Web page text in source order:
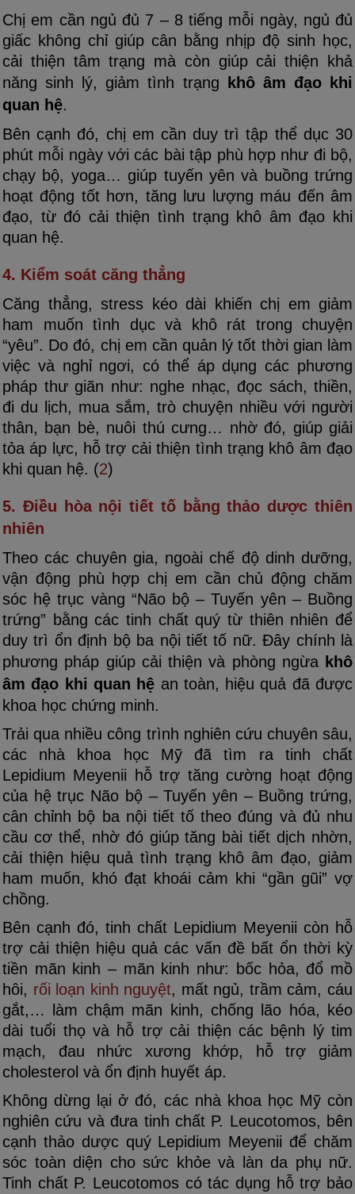
Chị em cần ngủ đủ 7 – 8 tiếng mỗi ngày, ngủ đủ
giấc không chỉ giúp cân bằng nhịp độ sinh học,
cải thiện tâm trạng mà còn giúp cải thiện khả
năng sinh lý, giảm tình trạng
khô âm đạo khi
quan hệ.
Bên cạnh đó, chị em cần duy trì tập thể dục 30
phút mỗi ngày với các bài tập phù hợp như đi bộ,
chạy bộ, yoga… giúp tuyến yên và buồng trứng
hoạt động tốt hơn, tăng lưu lượng máu đến âm
đạo, từ đó cải thiện tình trạng khô âm đạo khi
quan hệ.
4. Kiểm soát căng thẳng
Căng thẳng, stress kéo dài khiến chị em giảm
ham muốn tình dục và khô rát trong chuyện
“yêu”. Do đó, chị em cần quản lý tốt thời gian làm
việc và nghỉ ngơi, có thể áp dụng các phương
pháp thư giãn như: nghe nhạc, đọc sách, thiền,
đi du lịch, mua sắm, trò chuyện nhiều với người
thân, bạn bè, nuôi thú cưng… nhờ đó, giúp giải
tỏa áp lực, hỗ trợ cải thiện tình trạng khô âm đạo
khi quan hệ. (2)
5. Điều hòa nội tiết tố bằng thảo dược thiên
nhiên
Theo các chuyên gia, ngoài chế độ dinh dưỡng,
vận động phù hợp chị em cần chủ động chăm
sóc hệ trục vàng “Não bộ – Tuyến yên – Buồng
trứng” bằng các tinh chất quý từ thiên nhiên để
duy trì ổn định bộ ba nội tiết tố nữ. Đây chính là
phương pháp giúp cải thiện và phòng ngừa khô
âm đạo khi quan hệ an toàn, hiệu quả đã được
khoa học chứng minh.
Trải qua nhiều công trình nghiên cứu chuyên sâu,
các nhà khoa học Mỹ đã tìm ra tinh chất
Lepidium Meyenii hỗ trợ tăng cường hoạt động
của hệ trục Não bộ – Tuyến yên – Buồng trứng,
cân chỉnh bộ ba nội tiết tố theo đúng và đủ nhu
cầu cơ thể, nhờ đó giúp tăng bài tiết dịch nhờn,
cải thiện hiệu quả tình trạng khô âm đạo, giảm
ham muốn, khó đạt khoái cảm khi “gần gũi” vợ
chồng.
Bên cạnh đó, tinh chất Lepidium Meyenii còn hỗ
trợ cải thiện hiệu quả các vấn đề bất ổn thời kỳ
tiền mãn kinh – mãn kinh như: bốc hỏa, đổ mồ
hôi, rối loạn kinh nguyệt, mất ngủ, trầm cảm, cáu
gắt,… làm chậm mãn kinh, chống lão hóa, kéo
dài tuổi thọ và hỗ trợ cải thiện các bệnh lý tim
mạch, đau nhức xương khớp, hỗ trợ giảm
cholesterol và ổn định huyết áp.
Không dừng lại ở đó, các nhà khoa học Mỹ còn
nghiên cứu và đưa tinh chất P. Leucotomos, bên
cạnh thảo dược quý Lepidium Meyenii để chăm
sóc toàn diện cho sức khỏe và làn da phụ nữ.
Tinh chất P. Leucotomos có tác dụng hỗ trợ bảo